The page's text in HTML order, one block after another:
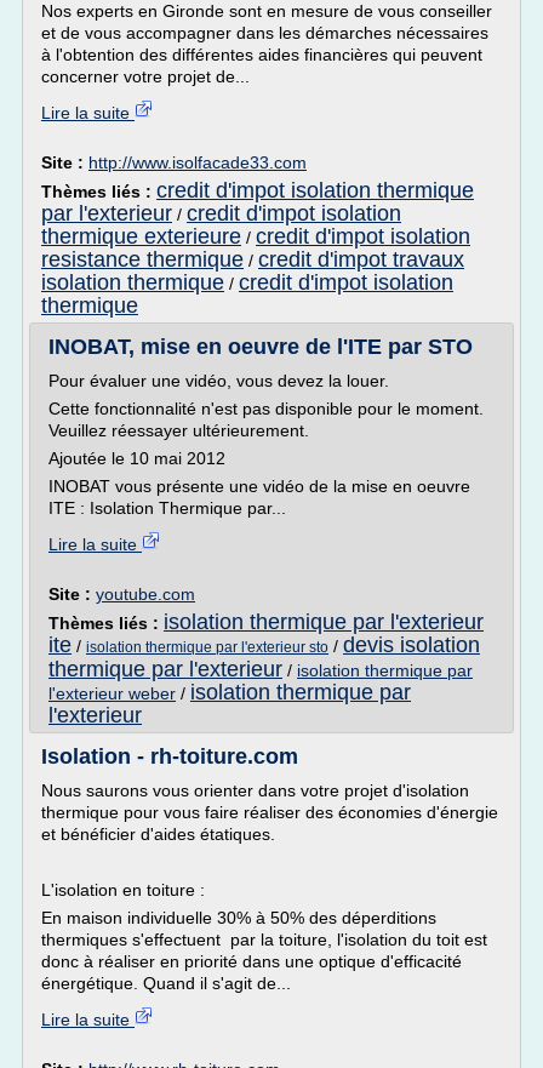
Nos experts en Gironde sont en mesure de vous conseiller
et de vous accompagner dans les démarches nécessaires
à l'obtention des différentes aides financières qui peuvent
concerner votre projet de...
Lire la suite
Site : http://www.isolfacade33.com
Thèmes liés : credit d'impot isolation thermique
par l'exterieur / credit d'impot isolation
thermique exterieure / credit d'impot isolation
resistance thermique / credit d'impot travaux
isolation thermique / credit d'impot isolation
thermique
INOBAT, mise en oeuvre de l'ITE par STO
Pour évaluer une vidéo, vous devez la louer.
Cette fonctionnalité n'est pas disponible pour le moment.
Veuillez réessayer ultérieurement.
Ajoutée le 10 mai 2012
INOBAT vous présente une vidéo de la mise en oeuvre
ITE : Isolation Thermique par...
Lire la suite
Site : youtube.com
Thèmes liés : isolation thermique par l'exterieur
ite / isolation thermique par l'exterieur sto / devis isolation
thermique par l'exterieur / isolation thermique par
l'exterieur weber / isolation thermique par
l'exterieur
Isolation - rh-toiture.com
Nous saurons vous orienter dans votre projet d'isolation
thermique pour vous faire réaliser des économies d'énergie
et bénéficier d'aides étatiques.
L'isolation en toiture :
En maison individuelle 30% à 50% des déperditions
thermiques s'effectuent par la toiture, l'isolation du toit est
donc à réaliser en priorité dans une optique d'efficacité
énergétique. Quand il s'agit de...
Lire la suite